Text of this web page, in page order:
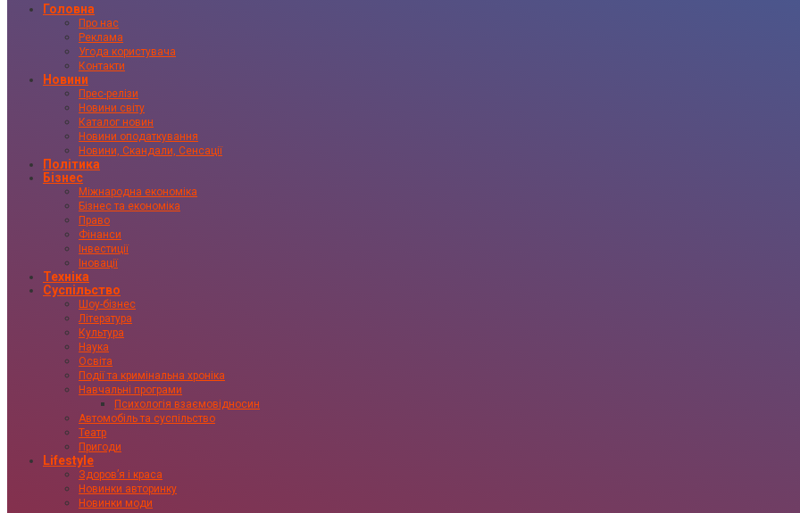
Головна
Про нас
Реклама
Угода користувача
Контакти
Новини
Прес-релізи
Новини світу
Каталог новин
Новини оподаткування
Новини, Скандали, Сенсації
Політика
Бізнес
Міжнародна економіка
Бізнес та економіка
Право
Фінанси
Інвестиції
Іновації
Техніка
Суспільство
Шоу-бізнес
Література
Культура
Наука
Освіта
Події та кримінальна хроніка
Навчальні програми
Психологія взаємовідносин
Автомобіль та суспільство
Театр
Пригоди
Lifestyle
Здоровʼя і краса
Новинки авторинку
Новинки моди